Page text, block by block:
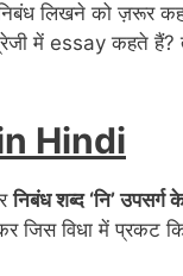
लिखने को ज़रूर कहा
में essay कहते हैं?
Hindi
निबंध शब्द ‘नि’ उपसर्ग
कर जिस विधा में प्रकट